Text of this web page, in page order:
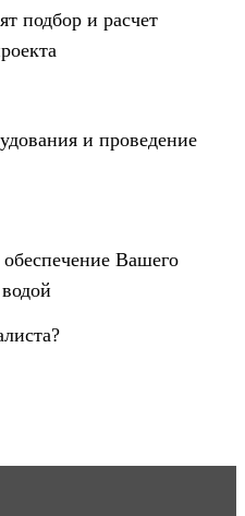
подбор и расчет
и проведение
Вашего